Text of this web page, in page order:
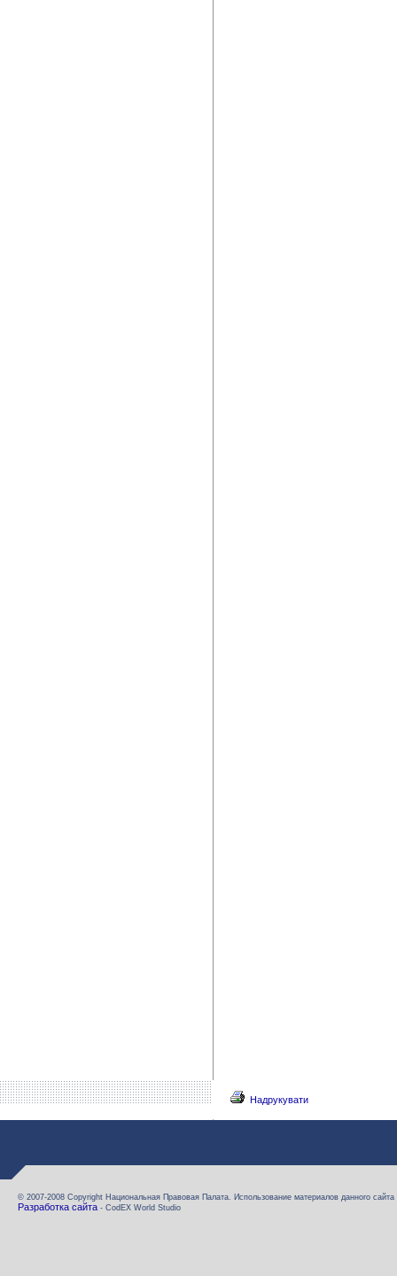
Надрукувати
© 2007-2008 Copyright Национальная Правовая Палата. Использование материалов данного
Разработка сайта - CodEX World Studio